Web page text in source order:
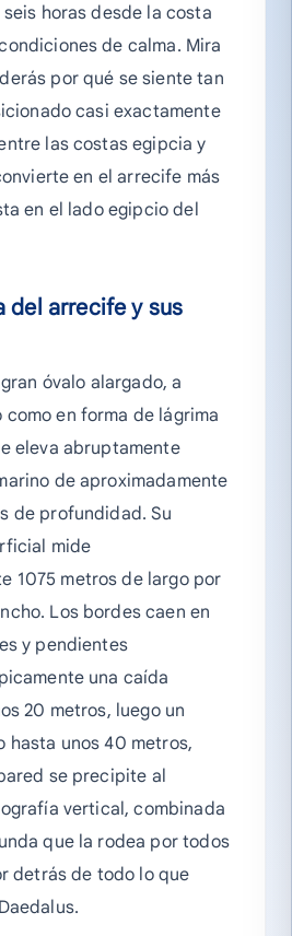
horas desde la costa
de calma. Mira
por qué se siente tan
casi exactamente
las costas egipcia y
en el arrecife más
en el lado egipcio del
del arrecife y sus
óvalo alargado, a
en forma de lágrima
eleva abruptamente
de aproximadamente
de profundidad. Su
mide
1075 metros de largo por
Los bordes caen en
y pendientes
una caída
20 metros, luego un
hasta unos 40 metros,
se precipite al
vertical, combinada
que la rodea por todos
detrás de todo lo que